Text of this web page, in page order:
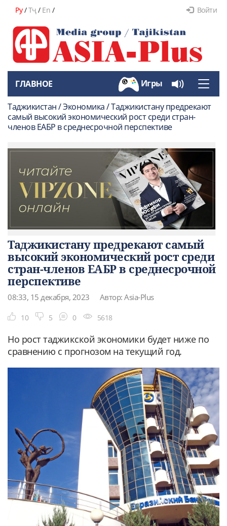
Ру/Тҷ/ En / Войти
Toggle
ГЛАВНОЕ Игры
Таджикистан / Экономика / Таджикистану предрекают
самый высокий экономический рост среди стран-
членов ЕАБР в среднесрочной перспективе
Таджикистану предрекают самый
высокий экономический рост среди
стран-членов ЕАБР в среднесрочной
перспективе
08:33, 15 декабря, 2023 Автор: Asia-Plus
10 5 0 5618
Но рост таджикской экономики будет ниже по
сравнению с прогнозом на текущий год.